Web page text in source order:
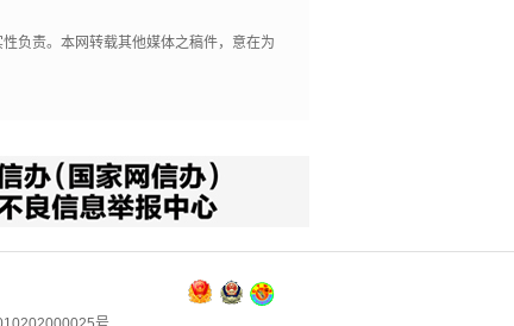
负责。本网转载其他媒体之稿件，意在为